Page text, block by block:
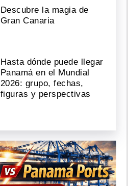
Descubre la magia de
Gran Canaria
Hasta dónde puede llegar
Panamá en el Mundial
2026: grupo, fechas,
figuras y perspectivas